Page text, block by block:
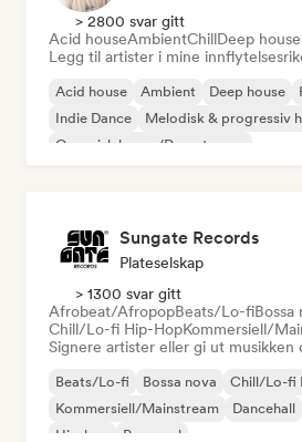
> 2800 svar gitt
Acid houseAmbientChillDeep house
Legg til artister i mine
Acid house Ambient Deep house
Indie Dance
Melodisk & progressiv
Organisk house/Downtempo
Sungate Records
Plateselskap
> 1300 svar gitt
Afrobeat/AfropopBeats/Lo-fiBossa
Chill/Lo-fi Hip-HopKommersiell/
Signere artister eller gi ut musikken
Beats/Lo-fi Bossa nova
Chill/Lo-fi
Kommersiell/Mainstream
Dancehall
Hip-hop
Pop-soul